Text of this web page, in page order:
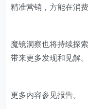
精准营销，方能在消
魔镜洞察也将持续探
带来更多发现和见解。
更多内容参见报告。